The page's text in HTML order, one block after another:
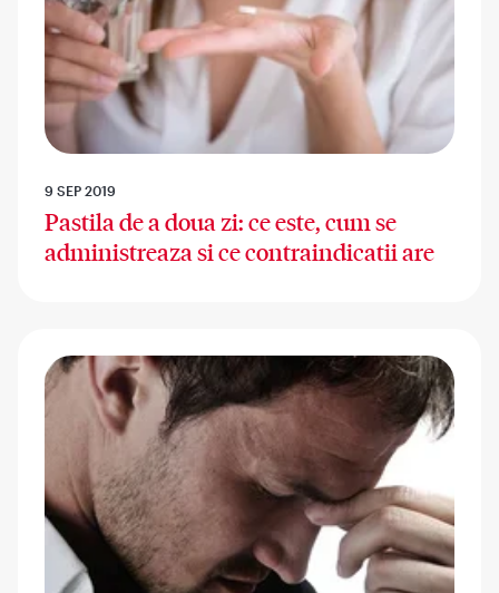
9 SEP 2019
Pastila de a doua zi: ce este, cum se
administreaza si ce contraindicatii are